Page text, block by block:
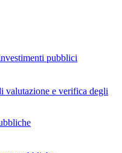
pubblici
valutazione e verifica degli